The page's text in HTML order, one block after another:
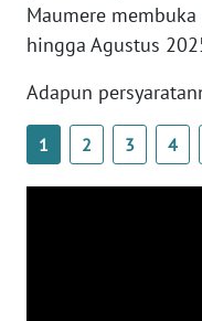
Maumere
hingga Agustus
Adapun
1 2 3 4
WN
JAMBI
SULTRA